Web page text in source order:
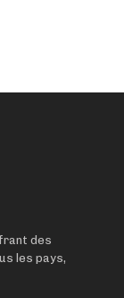
des
les pays,